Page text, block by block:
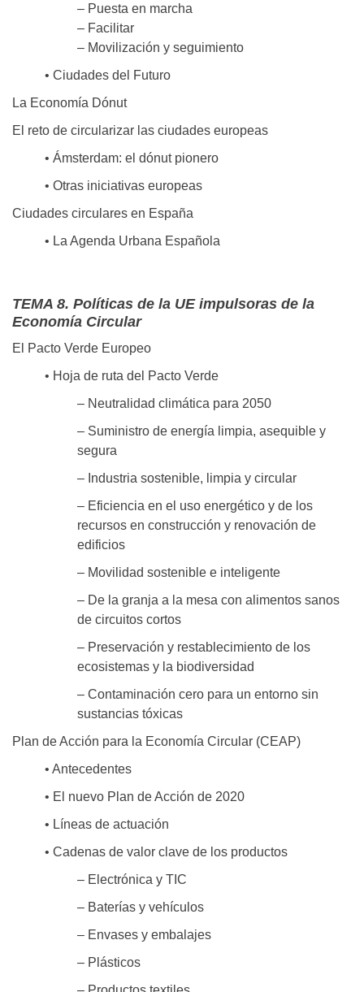
– Puesta en marcha
– Facilitar
– Movilización y seguimiento
• Ciudades del Futuro
La Economía Dónut
El reto de circularizar las ciudades europeas
• Ámsterdam: el dónut pionero
• Otras iniciativas europeas
Ciudades circulares en España
• La Agenda Urbana Española
TEMA 8. Políticas de la UE impulsoras de la
Economía Circular
El Pacto Verde Europeo
• Hoja de ruta del Pacto Verde
– Neutralidad climática para 2050
– Suministro de energía limpia, asequible y
segura
– Industria sostenible, limpia y circular
– Eficiencia en el uso energético y de los
recursos en construcción y renovación de
edificios
– Movilidad sostenible e inteligente
– De la granja a la mesa con alimentos sanos
de circuitos cortos
– Preservación y restablecimiento de los
ecosistemas y la biodiversidad
– Contaminación cero para un entorno sin
sustancias tóxicas
Plan de Acción para la Economía Circular (CEAP)
• Antecedentes
• El nuevo Plan de Acción de 2020
• Líneas de actuación
• Cadenas de valor clave de los productos
– Electrónica y TIC
– Baterías y vehículos
– Envases y embalajes
– Plásticos